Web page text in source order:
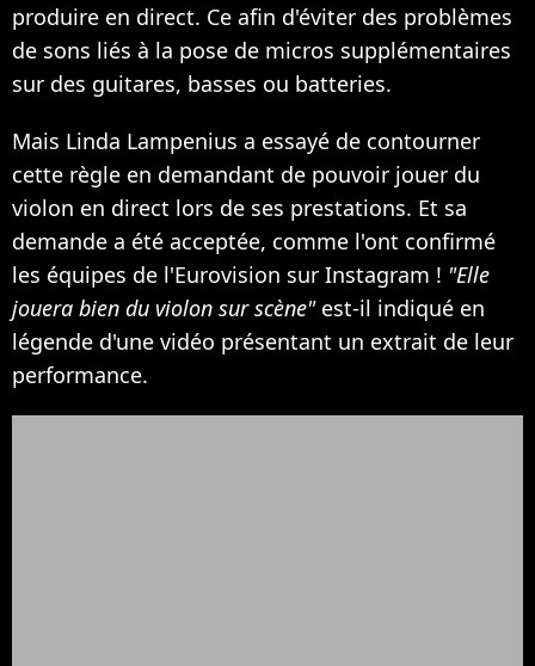
produire en direct. Ce afin d'éviter des problèmes
de sons liés à la pose de micros supplémentaires
sur des guitares, basses ou batteries.
Mais Linda Lampenius a essayé de contourner
cette règle en demandant de pouvoir jouer du
violon en direct lors de ses prestations. Et sa
demande a été acceptée, comme l'ont confirmé
les équipes de l'Eurovision sur Instagram ! "Elle
jouera bien du violon sur scène" est-il indiqué en
légende d'une vidéo présentant un extrait de leur
performance.